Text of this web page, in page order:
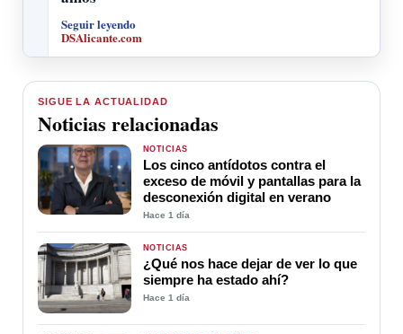
Seguir leyendo
DSAlicante.com
SIGUE LA ACTUALIDAD
Noticias relacionadas
NOTICIAS
Los cinco antídotos contra el
exceso de móvil y pantallas para la
desconexión digital en verano
Hace 1 día
NOTICIAS
¿Qué nos hace dejar de ver lo que
siempre ha estado ahí?
Hace 1 día